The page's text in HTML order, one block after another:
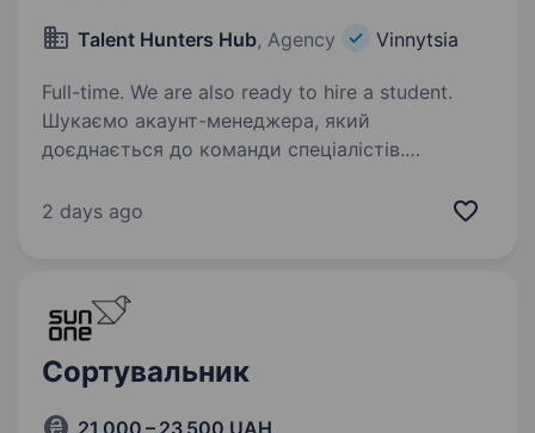
Talent Hunters Hub, Agency Vinnytsia
Full-time. We are also ready to hire a student.
Шукаємо акаунт-менеджера, який
доєднається до команди спеціалістів.
готових рости, вчитись і досягати цілей. Чим
2 days ago
Сортувальник
21 000 – 23 500 UAH